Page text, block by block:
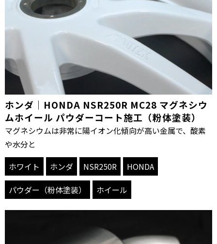
ホンダ｜HONDA NSR250R MC28 マグネシウ
ムホイール パウダーコート施工（粉体塗装）
マグネシウムは非常に陽イオン化傾向が高い金属で、酸素
や水分と
ホワイト
ホンダ NSR250R
HONDA
パウダー（粉体塗装）
ホイール